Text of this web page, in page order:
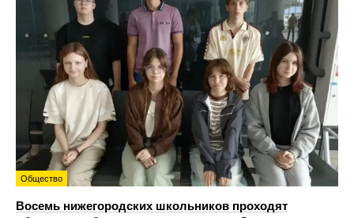
Общество
Восемь нижегородских школьников проходят